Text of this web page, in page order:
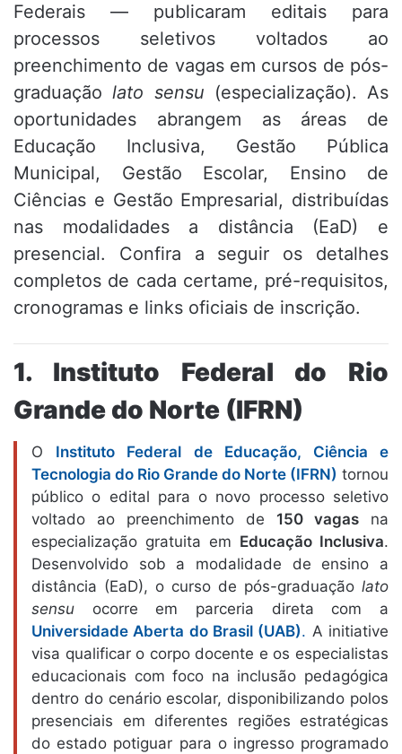
Federais — publicaram editais para
processos seletivos voltados ao
preenchimento de vagas em cursos de pós-
graduaçãolato sensu (especialização). As
oportunidades abrangem as áreas de
Educação Inclusiva, Gestão Pública
Municipal, Gestão Escolar, Ensino de
Ciências e Gestão Empresarial, distribuídas
nas modalidades a distância (EaD) e
presencial. Confira a seguir os detalhes
completos de cada certame, pré-requisitos,
cronogramas e links oficiais de inscrição.
1. Instituto Federal do Rio
Grande do Norte (IFRN)
O Instituto Federal de Educação, Ciência e
Tecnologia do Rio Grande do Norte (IFRN) tornou
público o edital para o novo processo seletivo
voltado ao preenchimento de 150 vagas na
especialização gratuita em Educação Inclusiva.
Desenvolvido sob a modalidade de ensino a
distância (EaD), o curso de pós-graduação lato
sensu ocorre em parceria direta com a
Universidade Aberta do Brasil (UAB). A initiative
visa qualificar o corpo docente e os especialistas
educacionais com foco na inclusão pedagógica
dentro do cenário escolar, disponibilizando polos
presenciais em diferentes regiões estratégicas
do estado potiguar para o ingresso programado